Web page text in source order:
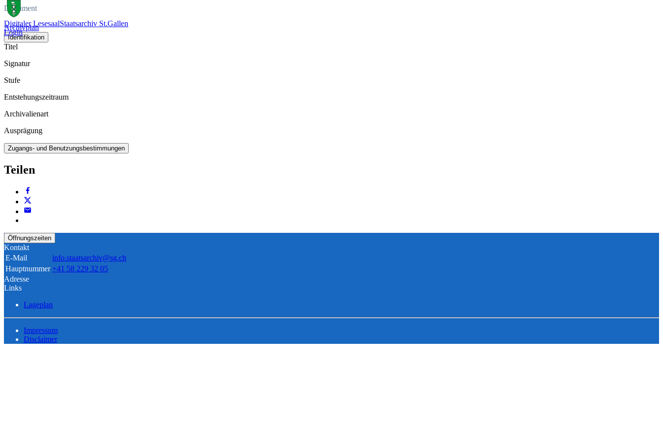
Digitaler LesesaalStaatsarchiv St.Gallen
Login
Dokument
Archivplan
Identifikation
Titel
Signatur
Stufe
Entstehungszeitraum
Archivalienart
Ausprägung
Zugangs- und Benutzungsbestimmungen
Teilen
Öffnungszeiten
Kontakt
E-Mail
info.staatsarchiv@sg.ch
Hauptnummer +41 58 229 32 05
Adresse
Links
Lageplan
Impressum
Disclaimer